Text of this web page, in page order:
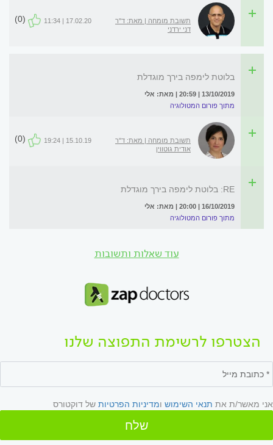
תשובת מומחה | מאת: ד"ר
דני ירדני
17.02.20 | 11:34
(0)
בלוטת לימפה בירך מוגדלת
13/10/2019 | 20:59 | מאת: אלי
מתוך פורום המטולוגיה
תשובת מומחה | מאת: ד"ר
אודית גוטווין
15.10.19 | 19:24
(0)
RE: בלוטת לימפה בירך מוגדלת
16/10/2019 | 20:00 | מאת: אלי
מתוך פורום המטולוגיה
עוד שאלות ותשובות
הצטרפו לרשימת התפוצה שלנו
אני מאשר/ת את תנאי השימוש ומדיניות הפרטיות של דוקטורס
שלח